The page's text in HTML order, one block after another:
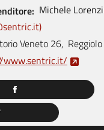
Michele
Veneto 26, Reggiolo
www.sentric.it/